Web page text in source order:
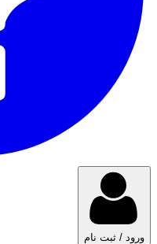
ورود / ثبت نام